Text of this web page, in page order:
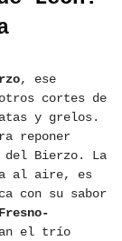
, ese
cortes de
y grelos.
reponer
del Bierzo. La
al aire, es
con su sabor
el trío